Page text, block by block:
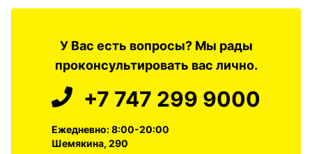
У Вас есть вопросы? Мы рады
проконсультировать вас лично.
+7 747 299 9000
Ежедневно: 8:00-20:00
Шемякина, 290